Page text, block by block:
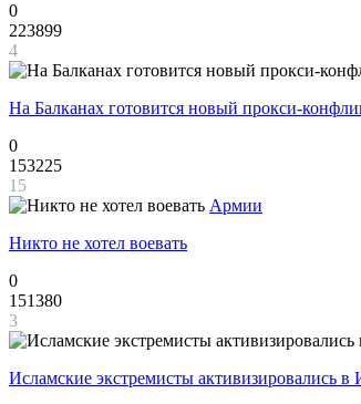
0
223899
4
На Балканах готовится новый прокси-
0
153225
15
Армии
Никто не хотел воевать
0
151380
3
Исламские экстремисты активизировались в